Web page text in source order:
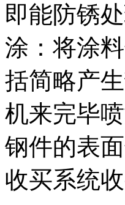
即能防锈
涂：将涂
括简略产
机来完毕
钢件的表
收买系统